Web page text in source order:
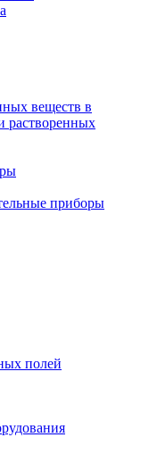
веществ в
растворенных
приборы
полей